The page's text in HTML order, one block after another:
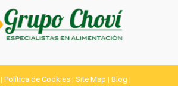
| Política de Cookies | Site Map | Blog |